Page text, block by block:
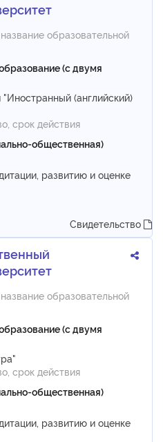
образовательной
(с двумя
(английский)
срок действия
общественная)
развитию и оценке
Свидетельство
образовательной
(с двумя
срок действия
общественная)
развитию и оценке